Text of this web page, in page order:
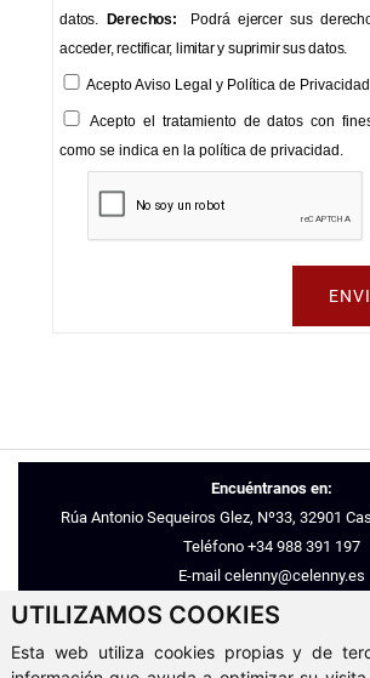
UTILIZAMOS COOKIES
Esta web utiliza cookies propias y de
datos.
Derechos:
Podrá ejercer sus
acceder, rectificar, limitar y suprimir sus datos.
AceptoAviso Legal y Política de Privacidad
Acepto el tratamiento de datos con
como se indica en la política de privacidad.
Encuéntranos en:
Rúa Antonio Sequeiros Glez, Nº33, 32901
Teléfono +34 988 391 197
E-mail celenny@celenny.es
Aviso Legal-Política de Privacidad-Política de